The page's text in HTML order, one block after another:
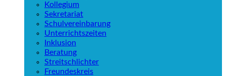
Kollegium
Sekretariat
Schulvereinbarung
Unterrichtszeiten
Inklusion
Beratung
Streitschlichter
Freundeskreis